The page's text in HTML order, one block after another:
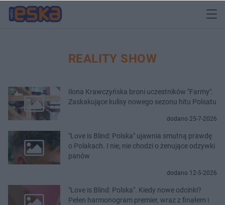
REALITY SHOW
Ilona Krawczyńska broni uczestników "Farmy".
Zaskakujące kulisy nowego sezonu hitu Polsatu
dodano 25-7-2026
"Love is Blind: Polska" ujawnia smutną prawdę
o Polakach. I nie, nie chodzi o żenujące odzywki
panów
dodano 12-5-2026
"Love is Blind: Polska". Kiedy nowe odcinki?
Pełen harmonogram premier, wraz z finałem i